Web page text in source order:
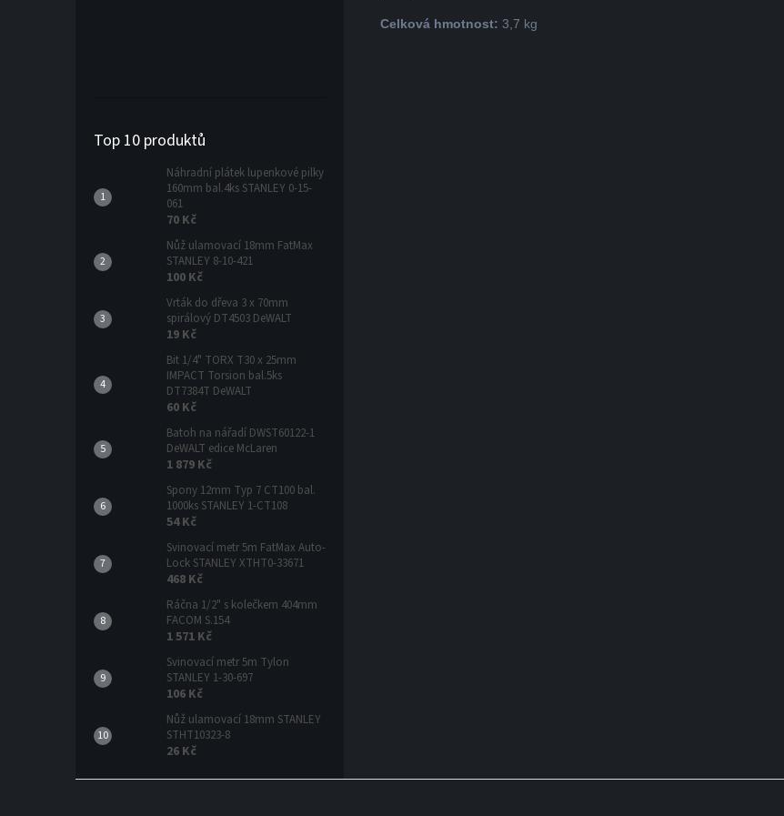
Top 10 produktů
Náhradní plátek lupenkové pilky
160mm bal.4ks STANLEY 0-15-
061
70 Kč
Nůž ulamovací 18mm FatMax
STANLEY 8-10-421
100 Kč
Vrták do dřeva 3 x 70mm
spirálový DT4503 DeWALT
19 Kč
Bit 1/4" TORX T30 x 25mm
IMPACT Torsion bal.5ks
DT7384T DeWALT
60 Kč
Batoh na nářadí DWST60122-1
DeWALT edice McLaren
1 879 Kč
Spony 12mm Typ 7 CT100 bal.
1000ks STANLEY 1-CT108
54 Kč
Svinovací metr 5m FatMax Auto-
Lock STANLEY XTHT0-33671
468 Kč
Ráčna 1/2" s kolečkem 404mm
FACOM S.154
1 571 Kč
Svinovací metr 5m Tylon
STANLEY 1-30-697
106 Kč
Nůž ulamovací 18mm STANLEY
STHT10323-8
26 Kč
Celková hmotnost: 3,7 kg